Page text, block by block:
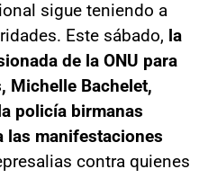
sigue teniendo a
Este sábado, la
de la ONU para
Michelle Bachelet,
policía birmanas
las manifestaciones
contra quienes